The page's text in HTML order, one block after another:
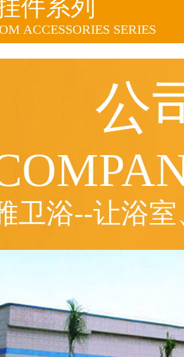
件系列
ACCESSORIES SERIES
公
卫浴--让浴